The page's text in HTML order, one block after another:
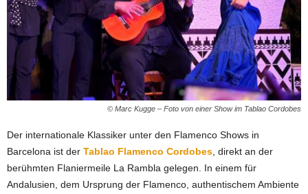
© Marc Kugge – Foto von einer Show im Tablao Cordobes
Der internationale Klassiker unter den Flamenco Shows in
Barcelona ist der Tablao Flamenco Cordobes , direkt an der
berühmten Flaniermeile La Rambla gelegen. In einem für
Andalusien, dem Ursprung der Flamenco, authentischem Ambiente